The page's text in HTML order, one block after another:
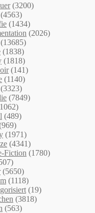
(3200)
(4563)
(1434)
(2026)
(13685)
(1838)
(1818)
(141)
(1140)
(3323)
(7849)
(489)
(1971)
(4341)
Fiction (1780)
(5650)
(1118)
(19)
(3818)
(563)